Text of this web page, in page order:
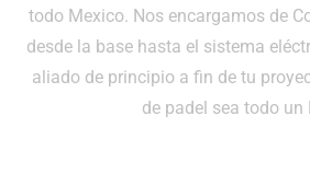
todo Mexico. Nos encargamos de
desde la base hasta el sistema
aliado de principio a fin de tu
de padel sea todo un